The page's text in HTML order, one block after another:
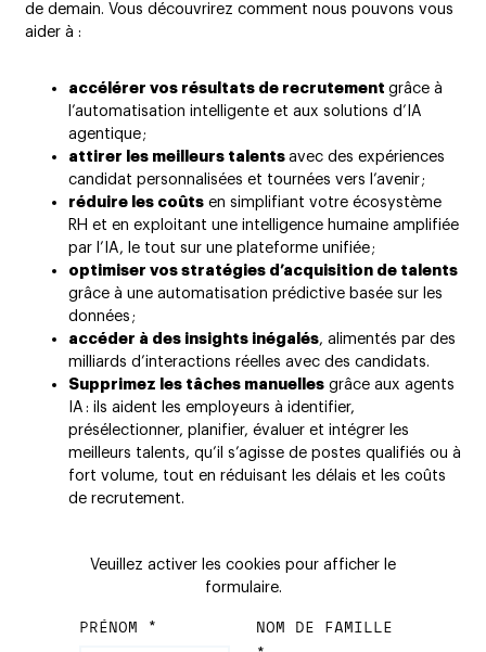
de demain. Vous découvrirez comment nous pouvons vous
aider à :
accélérer vos résultats de recrutement grâce à
l’automatisation intelligente et aux solutions d’IA
agentique ;
attirer les meilleurs talents avec des expériences
candidat personnalisées et tournées vers l’avenir ;
réduire les coûts en simplifiant votre écosystème
RH et en exploitant une intelligence humaine amplifiée
par l’IA, le tout sur une plateforme unifiée ;
optimiser vos stratégies d’acquisition de talents
grâce à une automatisation prédictive basée sur les
données ;
accéder à des insights inégalés, alimentés par des
milliards d’interactions réelles avec des candidats.
Supprimez les tâches manuelles grâce aux agents
IA : ils aident les employeurs à identifier,
présélectionner, planifier, évaluer et intégrer les
meilleurs talents, qu’il s’agisse de postes qualifiés ou à
fort volume, tout en réduisant les délais et les coûts
de recrutement.
Veuillez activer les cookies pour afficher le
formulaire.